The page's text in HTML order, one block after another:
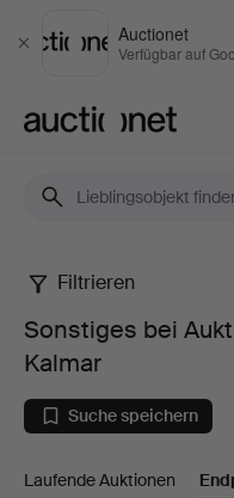
Schließen
Auctionet
Verfügbar auf
Sonstiges
bei
Sydost
Filtrieren
Sonstiges bei
Kalmar
Suche speichern
Laufende Auktionen